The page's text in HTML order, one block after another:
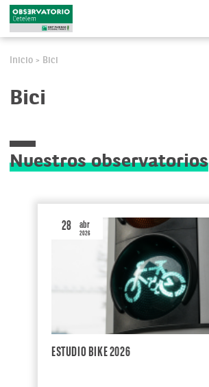
Inicio > Bici
Bici
Nuestros observatorios
28 abr
2026
ESTUDIO BIKE 2026